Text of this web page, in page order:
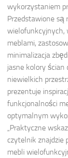
wykorzystaniem
Przedstawione są
wielofunkcyjnych,
meblami,
minimalizacja
jasne kolory ścian
niewielkich
prezentuje
funkcjonalności
optymalnym
„Praktyczne
czytelnik znajdzie
mebli